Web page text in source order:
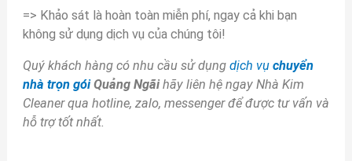
=> Khảo sát là hoàn toàn miễn phí, ngay cả khi bạn
không sử dụng dịch vụ của chúng tôi!
Quý khách hàng có nhu cầu sử dụng dịch vụ chuyển
nhà trọn góiQuảng Ngãihãy liên hệ ngay Nhà Kim
Cleaner qua hotline, zalo, messenger để được tư vấn và
hỗ trợ tốt nhất.